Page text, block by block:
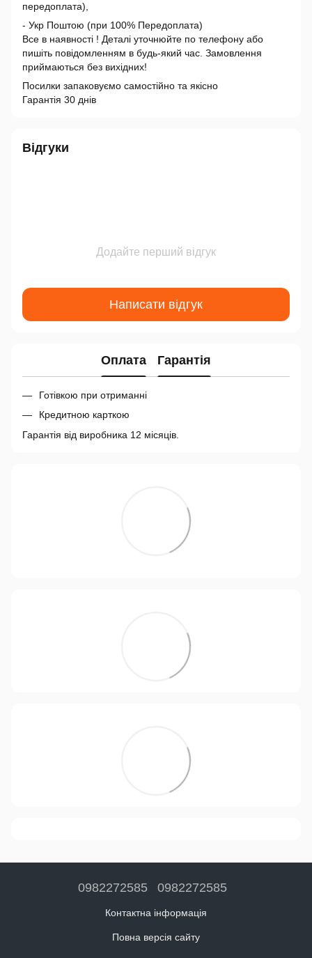
передоплата),
- Укр Поштою (при 100% Передоплата)
Все в наявності ! Деталі уточнюйте по телефону або
пишіть повідомленням в будь-який час. Замовлення
приймаються без вихідних!
Посилки запаковуємо самостійно та якісно
Гарантія 30 днів
Відгуки
Додайте перший відгук
Написати відгук
Оплата Гарантія
Готівкою при отриманні
Кредитною карткою
Гарантія від виробника 12 місяців.
0982272585 0982272585
Контактна інформація
Повна версія сайту